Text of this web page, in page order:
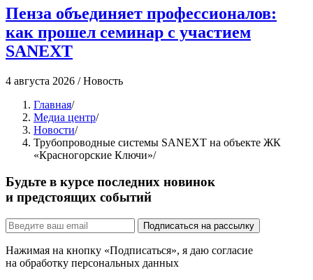
Пенза объединяет профессионалов:
как прошел семинар с участием
SANEXT
4 августа 2026 / Новость
Главная/
Медиа центр/
Новости/
Трубопроводные системы SANEXT на объекте ЖК
«Красногорские Ключи»/
Будьте в курсе последних новинок
и предстоящих событий
Подписаться на рассылку
Нажимая на кнопку «Подписаться», я даю согласие
на обработку персональных данных